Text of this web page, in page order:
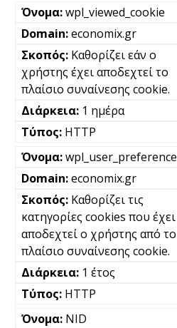
wpl_viewed_cookie
economix.gr
Καθορίζει εάν ο
χρήστης έχει αποδεχτεί το
πλαίσιο συναίνεσης cookie.
1 ημέρα
HTTP
wpl_user_preference
economix.gr
Καθορίζει τις
κατηγορίες cookies που έχει
αποδεχτεί ο χρήστης από το
πλαίσιο συναίνεσης cookie.
1 έτος
HTTP
NID